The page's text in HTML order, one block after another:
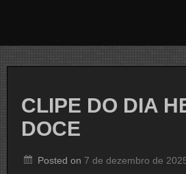
CLIPE DO DIA
DOCE
Posted on 7 de dezembro de